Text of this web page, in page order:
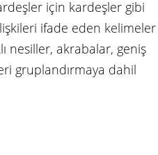
için kardeşler gibi
ifade eden kelimeler
nesiller, akrabalar, geniş
gruplandırmaya dahil